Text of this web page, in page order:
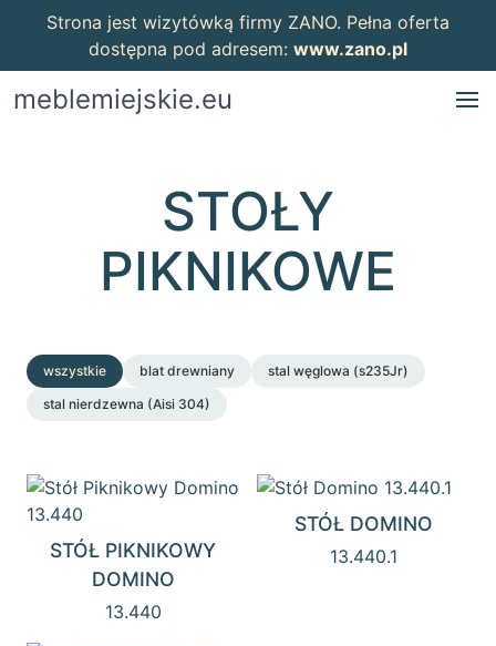
Strona jest wizytówką firmy ZANO. Pełna oferta
dostępna pod adresem: www.zano.pl
meblemiejskie.eu
STOŁY
PIKNIKOWE
wszystkie blat drewniany
stal węglowa (s235Jr)
stal nierdzewna (Aisi 304)
STÓŁ PIKNIKOWY
DOMINO
13.440
STÓŁ DOMINO
13.440.1